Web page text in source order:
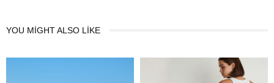
YOU MIGHT ALSO LIKE